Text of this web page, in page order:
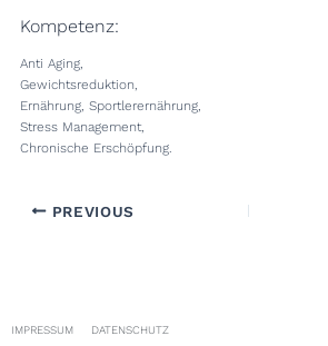
Kompetenz:
Anti Aging,
Gewichtsreduktion,
Ernährung, Sportlerernährung,
Stress Management,
Chronische Erschöpfung.
PREVIOUS
IMPRESSUM DATENSCHUTZ